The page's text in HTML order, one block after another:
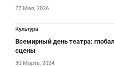
27 Мая, 2026
Культура
Всемирный день театра:
сцены
30 Марта, 2024